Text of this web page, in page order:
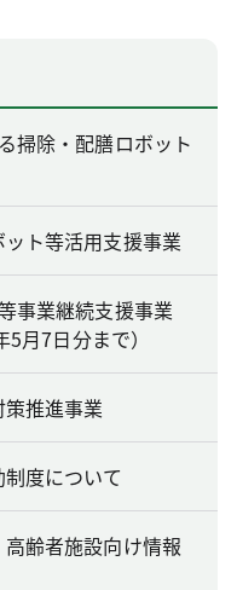
掃除・配膳ロボット
ト等活用支援事業
事業継続支援事業
月7日分まで）
推進事業
度について
齢者施設向け情報